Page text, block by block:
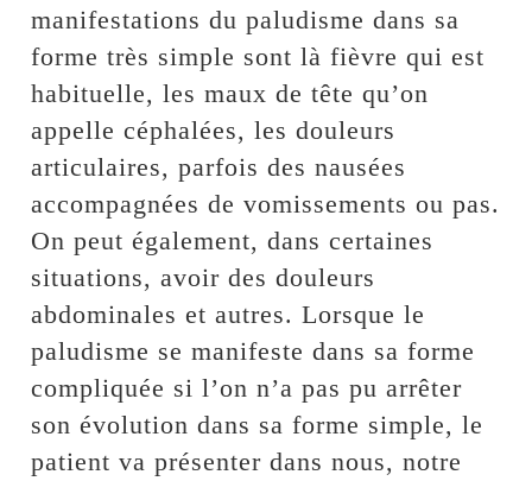
manifestations du paludisme dans sa
forme très simple sont là fièvre qui est
habituelle, les maux de tête qu’on
appelle céphalées, les douleurs
articulaires, parfois des nausées
accompagnées de vomissements ou pas.
On peut également, dans certaines
situations, avoir des douleurs
abdominales et autres. Lorsque le
paludisme se manifeste dans sa forme
compliquée si l’on n’a pas pu arrêter
son évolution dans sa forme simple, le
patient va présenter dans nous, notre